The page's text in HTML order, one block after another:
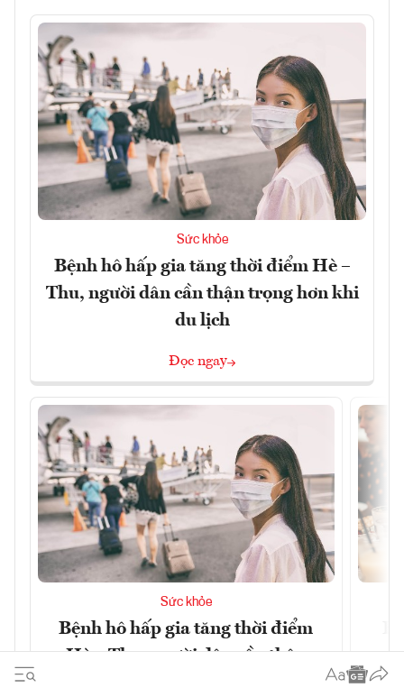
Sức khỏe
Bệnh hô hấp gia tăng thời điểm Hè –
Thu, người dân cần thận trọng hơn khi
du lịch
Đọc ngay
Sức khỏe
Bệnh hô hấp gia tăng thời điểm
Hè – Thu, người dân cần thận